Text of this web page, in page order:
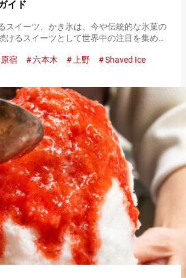
イド
スイーツ、かき氷は、今や伝統的な氷菓の
けるスイーツとして世界中の注目を集めて
しめる専門店も数多く点在しています。 ふ
原宿 六本木 上野
Shaved Ice